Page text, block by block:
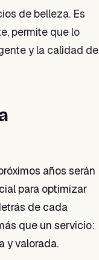
de belleza. Es
permite que lo
y la calidad de
años serán
para optimizar
de cada
que un servicio:
y valorada.